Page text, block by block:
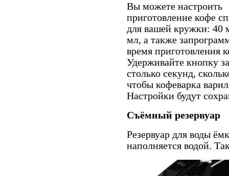
Вы можете настроить
приготовление кофе
для вашей кружки: 40
мл, а также
время приготовления
Удерживайте кнопку
столько секунд,
чтобы кофеварка
Настройки будут
Съёмный резервуар
Резервуар для воды
наполняется водой.